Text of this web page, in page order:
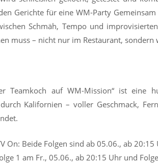
Gerichte für eine WM-Party
Schmäh, Tempo und
muss – nicht nur im Restaurant,
Teamkoch auf WM-Mission“ ist eine
Kalifornien – voller Geschmack,
On: Beide Folgen sind ab 05.06., ab
1 am Fr., 05.06., ab 20:15 Uhr und